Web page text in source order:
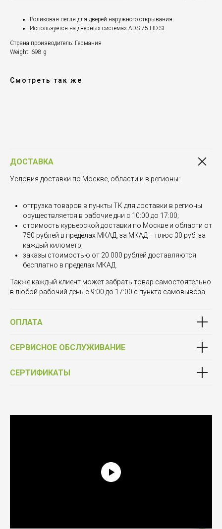
Роликовая петля для дверей наружного открывания.
Используется на дверных системах ADS 75 HD.SI
Страна производитель: Германия
Weight: 698 g
Смотреть так же
ДОСТАВКА
Условия доставки по Москве, области и в регионы:
отгрузка товаров в пункты ТК для доставки в регионы
осуществляется в рабочие дни с 10:00 до 17:00;
стоимость курьерской доставки по Москве и области от
750 рублей в пределах МКАД, за МКАД – плюс 30 руб. за
каждый километр;
заказы стоимостью от 20 000 рублей доставляются
бесплатно в пределах МКАД.
Также каждый клиент может забрать товар самостоятельно
в любой рабочий день с 9:00 до 17:00 с пункта самовывоза.
ОПЛАТА
СЕРВИСНОЕ ОБСЛУЖИВАНИЕ
СЕРТИФИКАТЫ